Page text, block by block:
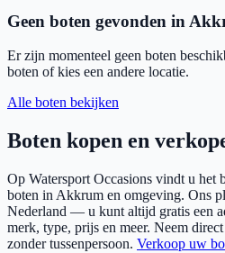
Geen boten gevonden in
Er zijn momenteel geen boten
boten of kies een andere locatie.
Alle boten bekijken
Boten kopen en
Op Watersport Occasions vindt u het
boten in Akkrum en omgeving. Ons
Nederland — u kunt altijd gratis een
merk, type, prijs en meer. Neem
zonder tussenpersoon. Verkoop uw